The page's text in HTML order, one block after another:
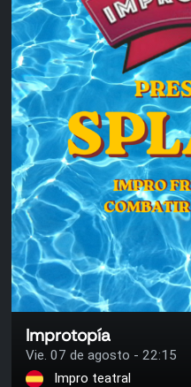
Improtopía
Vie. 07 de agosto - 22:15
Impro teatral